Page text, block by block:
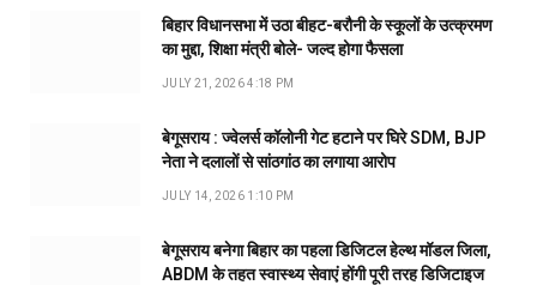
बिहार विधानसभा में उठा बीहट-बरौनी के स्कूलों के उत्क्रमण
का मुद्दा, शिक्षा मंत्री बोले- जल्द होगा फैसला
JULY 21, 2026 4:18 PM
बेगूसराय : ज्वेलर्स कॉलोनी गेट हटाने पर घिरे SDM, BJP
नेता ने दलालों से सांठगांठ का लगाया आरोप
JULY 14, 2026 1:10 PM
बेगूसराय बनेगा बिहार का पहला डिजिटल हेल्थ मॉडल जिला,
ABDM के तहत स्वास्थ्य सेवाएं होंगी पूरी तरह डिजिटाइज